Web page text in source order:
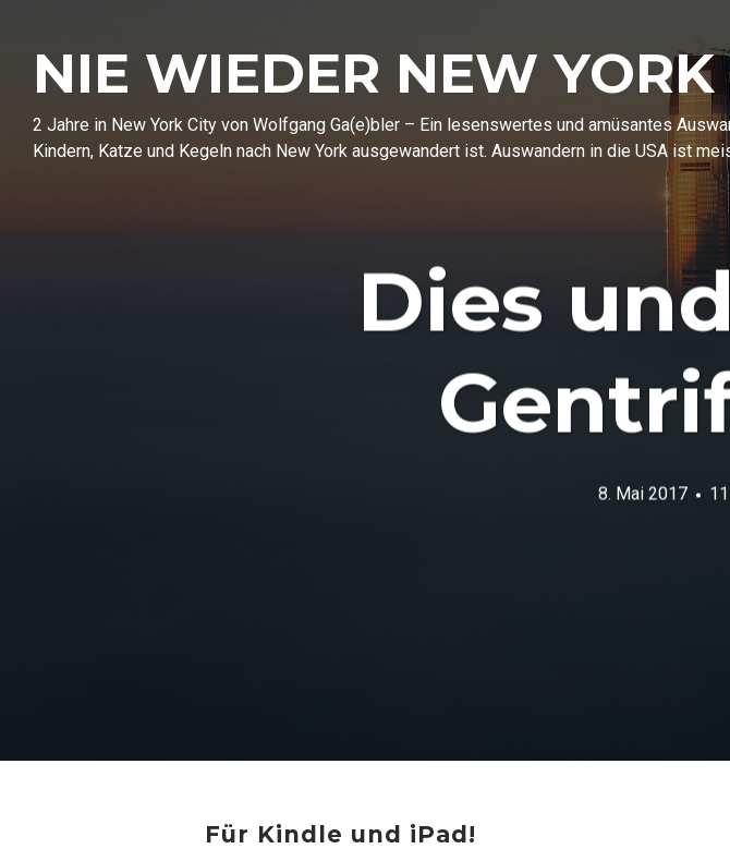
NIE WIEDER NEW YORK
2 Jahre in New York City von Wolfgang Ga(e)bler – Ein lesenswertes und amüsantes
Kindern, Katze und Kegeln nach New York ausgewandert ist. Auswandern in die USA ist
Dies
8. Mai 2017
Für Kindle und iPad!